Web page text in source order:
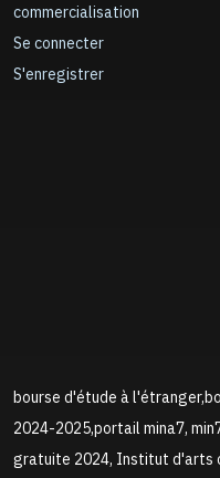
commercialisation
Se connecter
S'enregistrer
bourse d'étude à
2024-2025,portail mina7,
gratuite 2024, Institut d'arts